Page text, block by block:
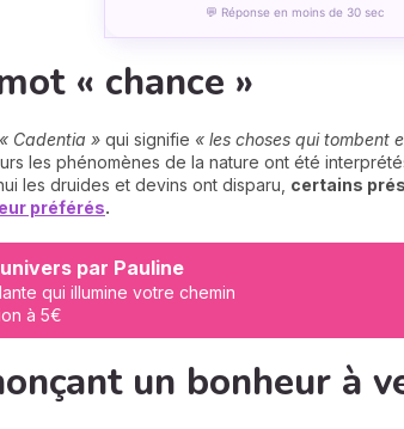
💬 Réponse en moins de 30 sec
« chance »
« Cadentia » qui signifie « les choses qui tombent
les phénomènes de la nature ont été
les druides et devins ont disparu, certains
préférés.
par Pauline
qui illumine votre chemin
à 5€
un bonheur à